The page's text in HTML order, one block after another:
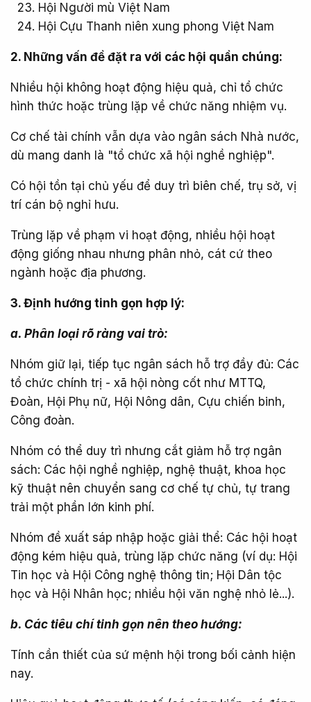
Hội Người mù Việt Nam
Hội Cựu Thanh niên xung phong Việt Nam
2. Những vấn đề đặt ra với các hội quần chúng:
Nhiều hội không hoạt động hiệu quả, chỉ tổ chức
hình thức hoặc trùng lặp về chức năng nhiệm vụ.
Cơ chế tài chính vẫn dựa vào ngân sách Nhà nước,
dù mang danh là "tổ chức xã hội nghề nghiệp".
Có hội tồn tại chủ yếu để duy trì biên chế, trụ sở, vị
trí cán bộ nghỉ hưu.
Trùng lặp về phạm vi hoạt động, nhiều hội hoạt
động giống nhau nhưng phân nhỏ, cát cứ theo
ngành hoặc địa phương.
3. Định hướng tinh gọn hợp lý:
a. Phân loại rõ ràng vai trò:
Nhóm giữ lại, tiếp tục ngân sách hỗ trợ đầy đủ: Các
tổ chức chính trị - xã hội nòng cốt như MTTQ,
Đoàn, Hội Phụ nữ, Hội Nông dân, Cựu chiến binh,
Công đoàn.
Nhóm có thể duy trì nhưng cắt giảm hỗ trợ ngân
sách: Các hội nghề nghiệp, nghệ thuật, khoa học
kỹ thuật nên chuyển sang cơ chế tự chủ, tự trang
trải một phần lớn kinh phí.
Nhóm đề xuất sáp nhập hoặc giải thể: Các hội hoạt
động kém hiệu quả, trùng lặp chức năng (ví dụ: Hội
Tin học và Hội Công nghệ thông tin; Hội Dân tộc
học và Hội Nhân học; nhiều hội văn nghệ nhỏ lẻ...).
b. Các tiêu chí tinh gọn nên theo hướng:
Tính cần thiết của sứ mệnh hội trong bối cảnh hiện
nay.